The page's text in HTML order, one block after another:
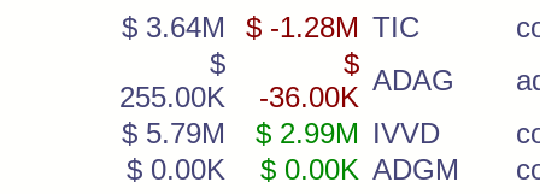
$ 3.64M
$ -1.28M TIC
$
255.00K
$
-36.00K
ADAG
$ 5.79M
$ 2.99M IVVD
$ 0.00K
$ 0.00K ADGM